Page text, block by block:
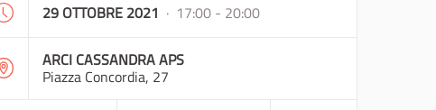
29 OTTOBRE 2021 · 17:00 - 20:00
ARCI CASSANDRA APS
Piazza Concordia, 27